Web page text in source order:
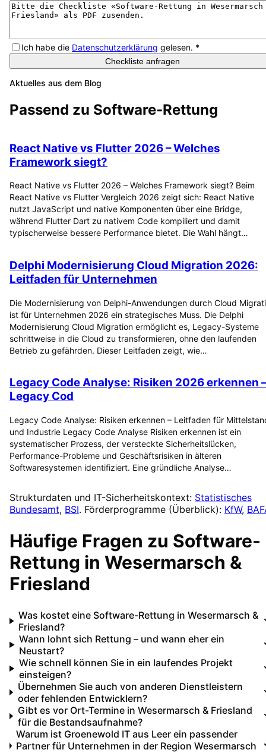
Ich habe die Datenschutzerklärung gelesen. *
Checkliste anfragen
Aktuelles aus dem Blog
Passend zu Software-Rettung
React Native vs Flutter 2026 – Welches
Framework siegt?
React Native vs Flutter 2026 – Welches Framework siegt? Beim
React Native vs Flutter Vergleich 2026 zeigt sich: React Native
nutzt JavaScript und native Komponenten über eine Bridge,
während Flutter Dart zu nativem Code kompiliert und damit
typischerweise bessere Performance bietet. Die Wahl hängt…
Delphi Modernisierung Cloud Migration 2026:
Leitfaden für Unternehmen
Die Modernisierung von Delphi-Anwendungen durch Cloud
ist für Unternehmen 2026 ein strategisches Muss. Die Delphi
Modernisierung Cloud Migration ermöglicht es, Legacy-Systeme
schrittweise in die Cloud zu transformieren, ohne den laufenden
Betrieb zu gefährden. Dieser Leitfaden zeigt, wie…
Legacy Code Analyse: Risiken 2026 erkennen –
Legacy Cod
Legacy Code Analyse: Risiken erkennen – Leitfaden für
und Industrie Legacy Code Analyse Risiken erkennen ist ein
systematischer Prozess, der versteckte Sicherheitslücken,
Performance-Probleme und Geschäftsrisiken in älteren
Softwaresystemen identifiziert. Eine gründliche Analyse…
Strukturdaten und IT-Sicherheitskontext: Statistisches
Bundesamt, BSI. Förderprogramme (Überblick): KfW,
Häufige Fragen zu Software-
Rettung in Wesermarsch &
Friesland
Was kostet eine Software-Rettung in Wesermarsch &
Friesland?
Wann lohnt sich Rettung – und wann eher ein
Neustart?
Wie schnell können Sie in ein laufendes Projekt
einsteigen?
Übernehmen Sie auch von anderen Dienstleistern
oder fehlenden Entwicklern?
Gibt es vor Ort-Termine in Wesermarsch & Friesland
für die Bestandsaufnahme?
Warum ist Groenewold IT aus Leer ein passender
Partner für Unternehmen in der Region Wesermarsch